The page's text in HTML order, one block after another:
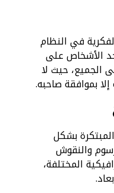
في النظام
الأشخاص على
الجميع، حيث لا
بموافقة صاحبه.
بشكل
والنقوش
المختلفة،